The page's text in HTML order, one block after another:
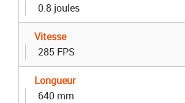
0.8 joules
Vitesse
285 FPS
Longueur
640 mm